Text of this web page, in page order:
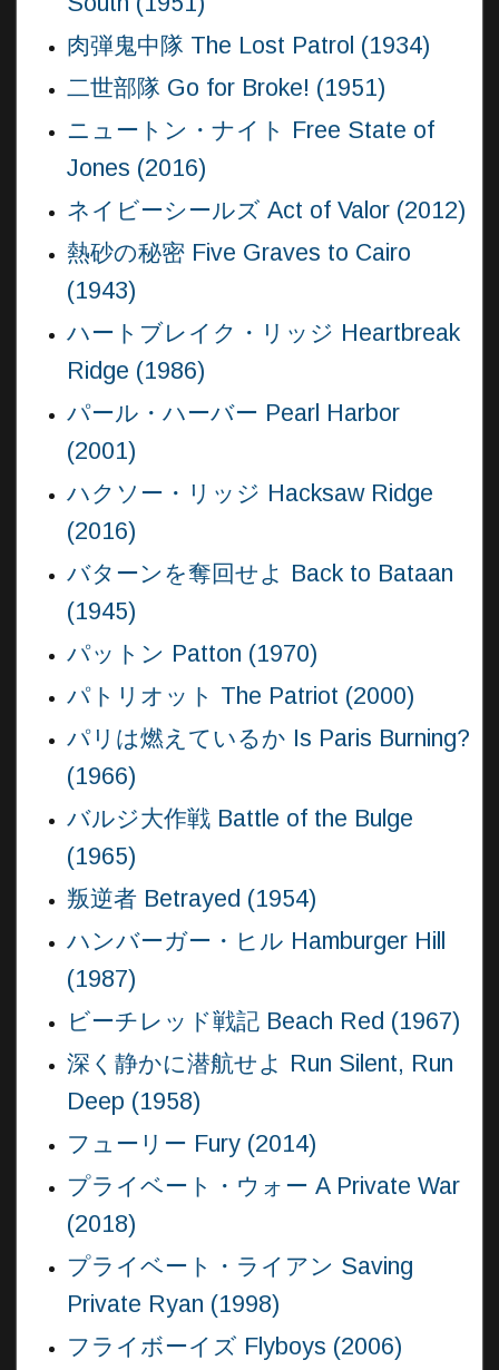
肉弾鬼中隊 The Lost Patrol (1934)
二世部隊 Go for Broke! (1951)
ニュートン・ナイト Free State of
Jones (2016)
ネイビーシールズ Act of Valor (2012)
熱砂の秘密 Five Graves to Cairo
(1943)
ハートブレイク・リッジ Heartbreak
Ridge (1986)
パール・ハーバー Pearl Harbor
(2001)
ハクソー・リッジ Hacksaw Ridge
(2016)
バターンを奪回せよ Back to Bataan
(1945)
パットン Patton (1970)
パトリオット The Patriot (2000)
パリは燃えているか Is Paris Burning?
(1966)
バルジ大作戦 Battle of the Bulge
(1965)
叛逆者 Betrayed (1954)
ハンバーガー・ヒル Hamburger Hill
(1987)
ビーチレッド戦記 Beach Red (1967)
深く静かに潜航せよ Run Silent, Run
Deep (1958)
フューリー Fury (2014)
プライベート・ウォー A Private War
(2018)
プライベート・ライアン Saving
Private Ryan (1998)
フライボーイズ Flyboys (2006)